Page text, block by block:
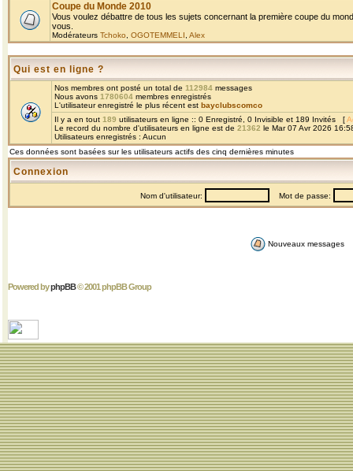
Coupe du Monde 2010
Vous voulez débattre de tous les sujets concernant la première coupe du
vous.
Modérateurs Tchoko OGOTEMMELI Alex
Qui est en ligne ?
Nos membres ont posté un total de 112984 messages
Nous avons 1780604 membres enregistrés
L'utilisateur enregistré le plus récent est bayclubscomco
Il y a en tout 189 utilisateurs en ligne :: 0 Enregistré, 0 Invisible et 189 Invités [
Le record du nombre d'utilisateurs en ligne est de 21362 le Mar 07 Avr 2026
Utilisateurs enregistrés : Aucun
Ces données sont basées sur les utilisateurs actifs des cinq dernières minutes
Connexion
Nom d'utilisateur: Mot de passe:
Nouveaux messages
Powered byphpBB© 2001 phpBB Group